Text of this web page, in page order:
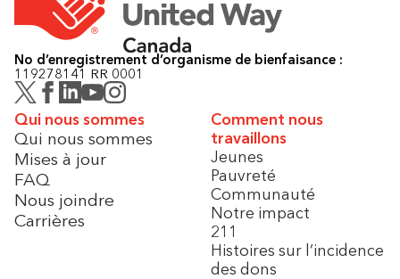
No d’enregistrement d’organisme de bienfaisance :
119278141 RR 0001
Qui nous sommes
Qui nous sommes
Mises à jour
FAQ
Nous joindre
Carrières
Comment nous
travaillons
Jeunes
Pauvreté
Communauté
Notre impact
211
Histoires sur l’incidence
des dons